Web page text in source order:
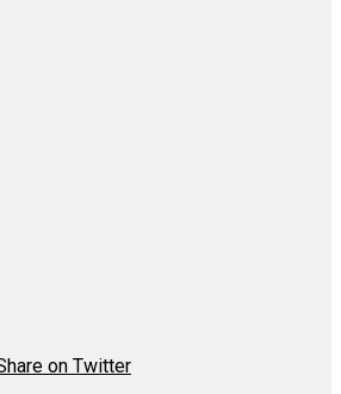
on Twitter